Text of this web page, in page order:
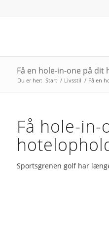
Få en hole-in-one på dit
Du er her: Start / Livsstil / Få en
Få hole-
Sportsgrenen golf har